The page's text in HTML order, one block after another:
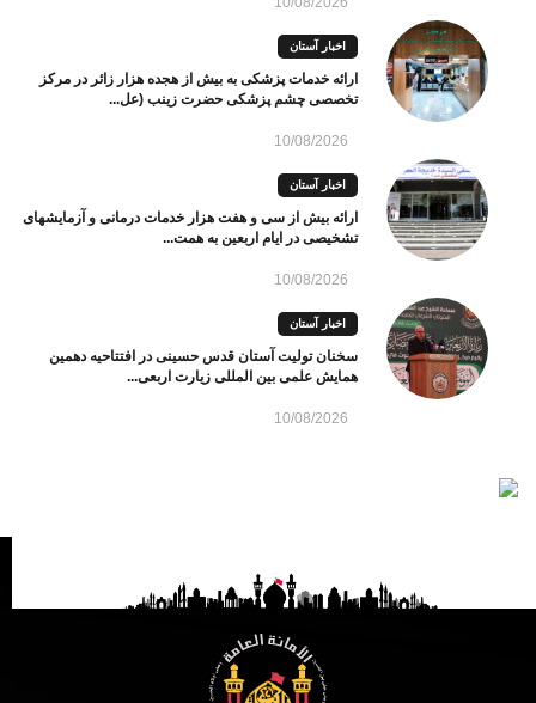
اخبار آستان
ارائه خدمات پزشکی به بیش از هجده هزار زائر در مرکز
تخصصی چشم پزشکی حضرت زینب (عل...
10/08/2026
اخبار آستان
ارائه بیش از سی و هفت هزار خدمات درمانی و آزمایشهای
تشخیصی در ایام اربعین به همت...
10/08/2026
اخبار آستان
سخنان تولیت آستان قدس حسینی در افتتاحیه دهمین
همایش علمی بین ‌المللی زیارت اربعی...
10/08/2026